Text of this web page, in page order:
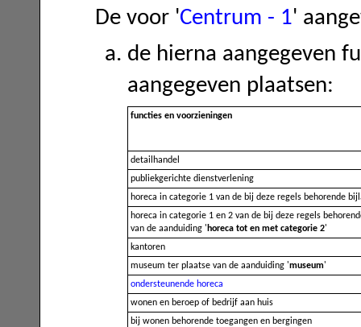
De voor 'Centrum - 1'
de hierna aangegeven
aangegeven plaatsen:
functies en voorzieningen
detailhandel
publiekgerichte dienstverlening
horeca in categorie 1 van de bij deze regels behorende
horeca in categorie 1 en 2 van de bij deze regels
van de aanduiding ' horeca tot en met categorie 2'
kantoren
museum ter plaatse van de aanduiding 'museum'
ondersteunende horeca
wonen en beroep of bedrijf aan huis
bij wonen behorende toegangen en bergingen